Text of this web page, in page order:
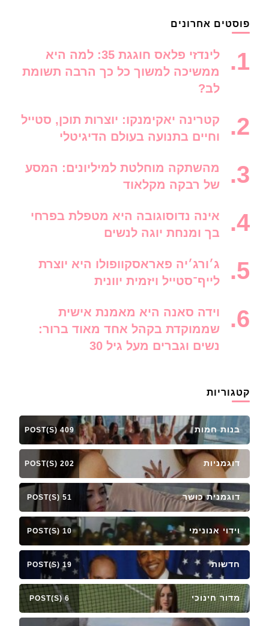
פוסטים אחרונים
לינדזי פלאס חוגגת 35: למה היא
ממשיכה למשוך כל כך הרבה תשומת
לב?
קטרינה יאקימנקו: יוצרות תוכן, סטייל
וחיים בתנועה בעולם הדיגיטלי
מהשתקה מוחלטת למיליונים: המסע
של רבקה מקלאוד
אינה נדוסוגובה היא מטפלת בפרחי
בך ומנחת יוגה לנשים
ג׳ורג׳יה פאראסקוופולו היא יוצרת
לייף־סטייל ויזמית יוונית
וידה סאנה היא מאמנת אישית
שממוקדת בקהל אחד מאוד ברור:
נשים וגברים מעל גיל 30
קטגוריות
בנות חמות 409 POST(S)
דוגמניות 202 POST(S)
דוגמנית כושר 51 POST(S)
וידוי אנונימי 10 POST(S)
חדשות 19 POST(S)
מדור חינוכי 6 POST(S)